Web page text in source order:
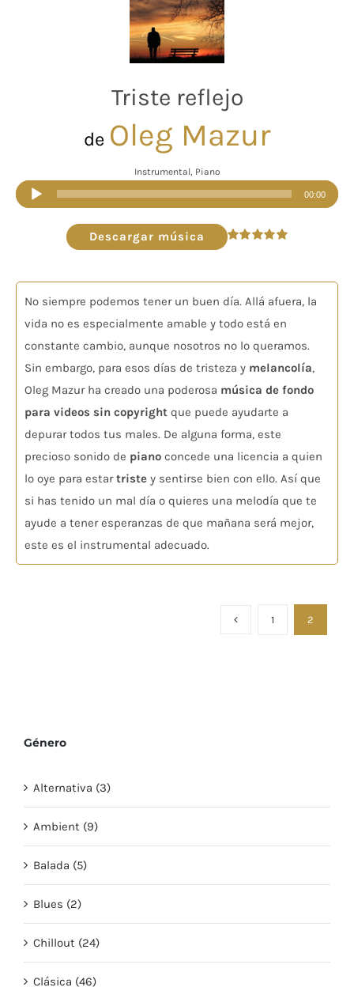
Triste reflejo
de Oleg Mazur
Instrumental, Piano
Reproductor
de
audio
00:00
Descargar música
No siempre podemos tener un buen día. Allá afuera, la
vida no es especialmente amable y todo está en
constante cambio, aunque nosotros no lo queramos.
Sin embargo, para esos días de tristeza y melancolía,
Oleg Mazur ha creado una poderosa música de fondo
para videos sin copyright que puede ayudarte a
depurar todos tus males. De alguna forma, este
precioso sonido de piano concede una licencia a quien
lo oye para estartriste y sentirse bien con ello. Así que
si has tenido un mal día o quieres una melodía que te
ayude a tener esperanzas de que mañana será mejor,
este es el instrumental adecuado.
1 2
Género
Alternativa (3)
Ambient (9)
Balada (5)
Blues (2)
Chillout (24)
Clásica (46)